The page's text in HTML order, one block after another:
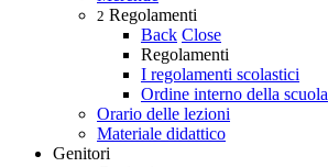
2 Regolamenti
Back Close
Regolamenti
I regolamenti scolastici
Ordine interno della scuola
Orario delle lezioni
Materiale didattico
Genitori